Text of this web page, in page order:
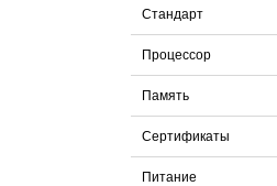
Стандарт
Процессор
Память
Сертификаты
Питание